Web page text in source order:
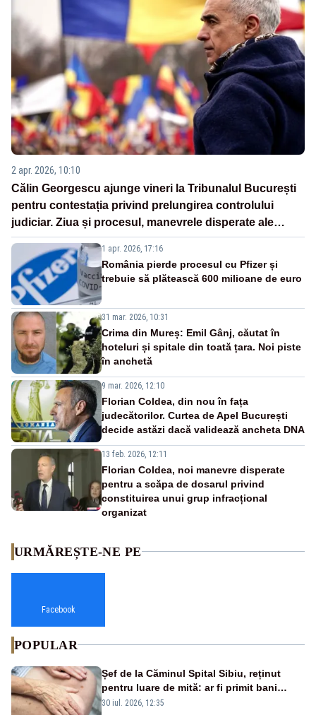
2 apr. 2026, 10:10
Călin Georgescu ajunge vineri la Tribunalul București
pentru contestația privind prelungirea controlului
judiciar. Ziua și procesul, manevrele disperate ale
Sistemului
1 apr. 2026, 17:16
România pierde procesul cu Pfizer și
trebuie să plătească 600 milioane de euro
31 mar. 2026, 10:31
Crima din Mureș: Emil Gânj, căutat în
hoteluri și spitale din toată țara. Noi piste
în anchetă
9 mar. 2026, 12:10
Florian Coldea, din nou în fața
judecătorilor. Curtea de Apel București
decide astăzi dacă validează ancheta DNA
13 feb. 2026, 12:11
Florian Coldea, noi manevre disperate
pentru a scăpa de dosarul privind
constituirea unui grup infracțional
organizat
URMĂREȘTE-NE PE
Facebook
POPULAR
Șef de la Căminul Spital Sibiu, reținut
pentru luare de mită: ar fi primit bani
pentru internarea mai rapidă a
30 iul. 2026, 12:35